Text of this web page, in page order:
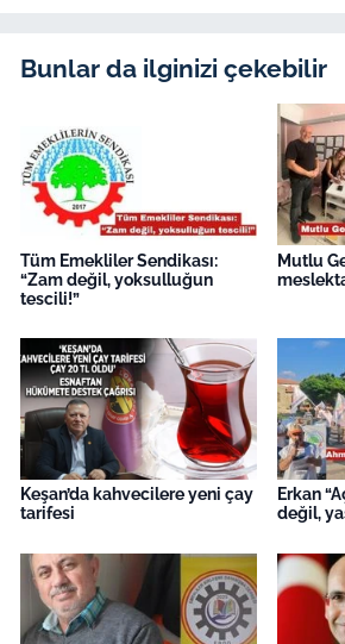
Bunlar da ilginizi çekebilir
Tüm Emekliler Sendikası:
“Zam değil, yoksulluğun
tescili!”
Mutlu
Keşan’da kahvecilere yeni çay
tarifesi
Erkan
değil,